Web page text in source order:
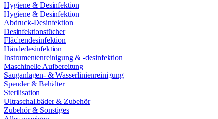
Hygiene & Desinfektion
Hygiene & Desinfektion
Abdruck-Desinfektion
Desinfektionstücher
Flächendesinfektion
Händedesinfektion
Instrumentenreinigung & -desinfektion
Maschinelle Aufbereitung
Sauganlagen- & Wasserlinienreinigung
Spender & Behälter
Sterilisation
Ultraschallbäder & Zubehör
Zubehör & Sonstiges